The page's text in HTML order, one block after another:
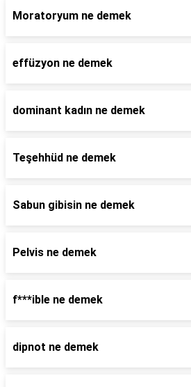
Moratoryum ne demek
effüzyon ne demek
dominant kadın ne demek
Teşehhüd ne demek
Sabun gibisin ne demek
Pelvis ne demek
f***ible ne demek
dipnot ne demek